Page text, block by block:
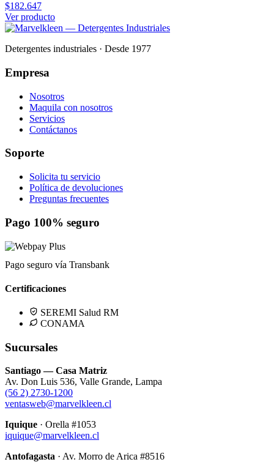
$182.647
Ver producto
Detergentes industriales · Desde 1977
Empresa
Nosotros
Maquila con nosotros
Servicios
Contáctanos
Soporte
Solicita tu servicio
Política de devoluciones
Preguntas frecuentes
Pago 100% seguro
Pago seguro vía Transbank
Certificaciones
SEREMI Salud RM
CONAMA
Sucursales
Santiago — Casa Matriz
Av. Don Luis 536, Valle Grande, Lampa
(56 2) 2730-1200
ventasweb@marvelkleen.cl
Iquique · Orella #1053
iquique@marvelkleen.cl
Antofagasta · Av. Morro de Arica #8516